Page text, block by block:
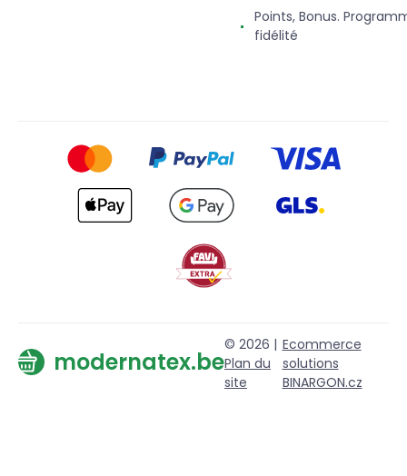
Points, Bonus.
fidélité
modernatex.be
© 2026 |
Plan du
site
Ecommerce
solutions
BINARGON.cz